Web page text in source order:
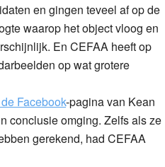
en gingen teveel af op de
waarop het object vloog en
En CEFAA heeft op
op wat grotere
Facebook-pagina van Kean
conclusie omging. Zelfs als ze
gerekend, had CEFAA